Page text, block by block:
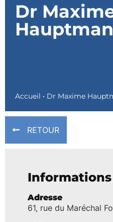
Dr
Accueil • Dr Maxime
RETOUR
Adresse
61, rue du Maréchal